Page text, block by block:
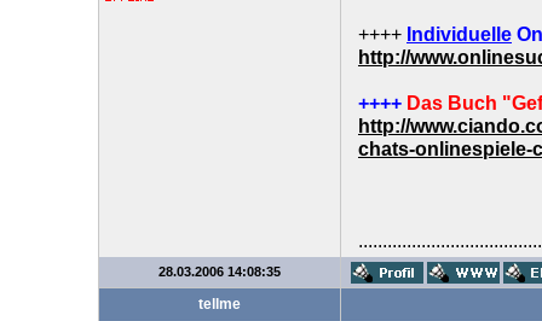
++++ Individuelle
http://
++++ Das Buch
http://
chats-onlinespiele-
28.03.2006 14:08:35
tellme